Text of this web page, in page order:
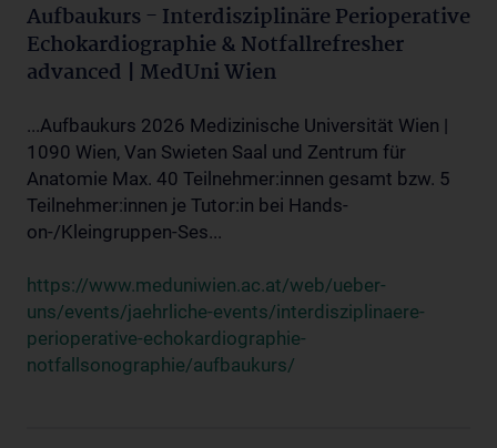
Aufbaukurs - Interdisziplinäre Perioperative
Echokardiographie & Notfallrefresher
advanced | MedUni Wien
...Aufbaukurs 2026 Medizinische Universität Wien |
1090 Wien, Van Swieten Saal und Zentrum für
Anatomie Max. 40 Teilnehmer:innen gesamt bzw. 5
Teilnehmer:innen je Tutor:in bei Hands-
on-/Kleingruppen-Ses...
https://www.meduniwien.ac.at/web/ueber-
uns/events/jaehrliche-events/interdisziplinaere-
perioperative-echokardiographie-
notfallsonographie/aufbaukurs/